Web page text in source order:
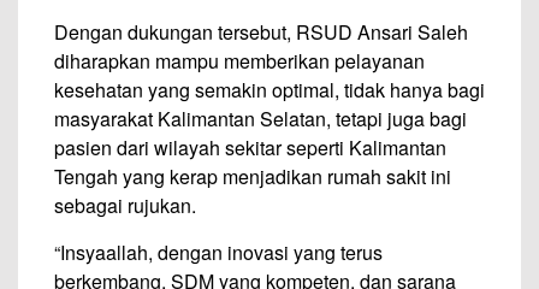
Dengan dukungan tersebut, RSUD Ansari Saleh
diharapkan mampu memberikan pelayanan
kesehatan yang semakin optimal, tidak hanya bagi
masyarakat Kalimantan Selatan, tetapi juga bagi
pasien dari wilayah sekitar seperti Kalimantan
Tengah yang kerap menjadikan rumah sakit ini
sebagai rujukan.
“Insyaallah, dengan inovasi yang terus
berkembang, SDM yang kompeten, dan sarana